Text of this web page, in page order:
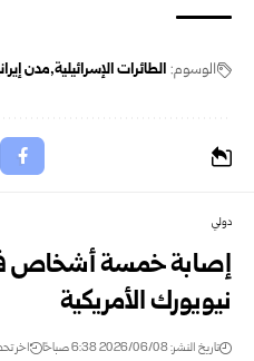
الوسوم: الطائرات الإسرائيلية مدن
دولي
إصابة خمسة أشخاص
نيويورك الأمريكية
تاريخ النشر: 2026/06/08 6:38 صباحًا اخر تحديث: 2026/